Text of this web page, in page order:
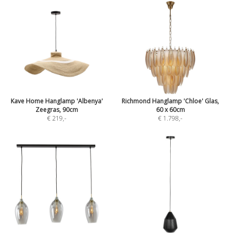
Kave Home Hanglamp 'Albenya'
Zeegras, 90cm
€ 219,-
Richmond Hanglamp 'Chloe' Glas,
60 x 60cm
€ 1.798,-